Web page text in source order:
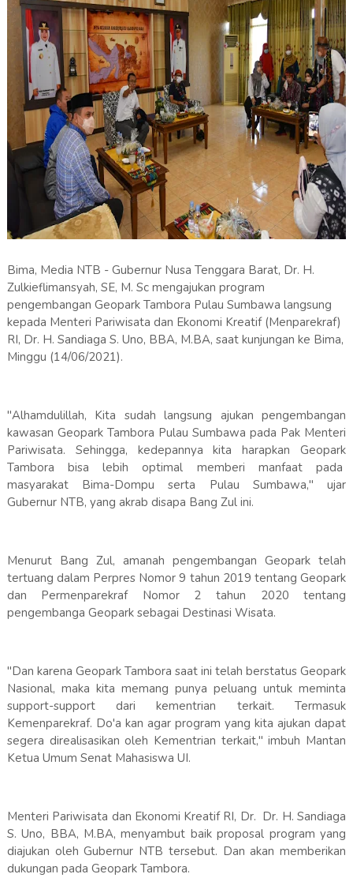
Bima, Media NTB - Gubernur Nusa Tenggara Barat, Dr. H.
Zulkieflimansyah, SE, M. Sc mengajukan program
pengembangan Geopark Tambora Pulau Sumbawa langsung
kepada Menteri Pariwisata dan Ekonomi Kreatif (Menparekraf)
RI, Dr. H. Sandiaga S. Uno, BBA, M.BA, saat kunjungan ke Bima,
Minggu (14/06/2021).
"Alhamdulillah, Kita sudah langsung ajukan pengembangan
kawasan Geopark Tambora Pulau Sumbawa pada Pak Menteri
Pariwisata. Sehingga, kedepannya kita harapkan Geopark
Tambora bisa lebih optimal memberi manfaat pada
masyarakat Bima-Dompu serta Pulau Sumbawa," ujar
Gubernur NTB, yang akrab disapa Bang Zul ini.
Menurut Bang Zul, amanah pengembangan Geopark telah
tertuang dalam Perpres Nomor 9 tahun 2019 tentang Geopark
dan Permenparekraf Nomor 2 tahun 2020 tentang
pengembanga Geopark sebagai Destinasi Wisata.
"Dan karena Geopark Tambora saat ini telah berstatus Geopark
Nasional, maka kita memang punya peluang untuk meminta
support-support dari kementrian terkait. Termasuk
Kemenparekraf. Do'a kan agar program yang kita ajukan dapat
segera direalisasikan oleh Kementrian terkait," imbuh Mantan
Ketua Umum Senat Mahasiswa UI.
Menteri Pariwisata dan Ekonomi Kreatif RI, Dr. Dr. H. Sandiaga
S. Uno, BBA, M.BA, menyambut baik proposal program yang
diajukan oleh Gubernur NTB tersebut. Dan akan memberikan
dukungan pada Geopark Tambora.